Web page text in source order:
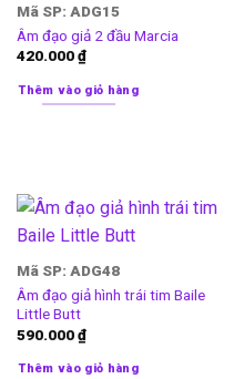
Mã SP: ADG15
Âm đạo giả 2 đầu Marcia
420.000₫
Thêm vào giỏ hàng
Mã SP: ADG48
Âm đạo giả hình trái tim Baile
Little Butt
590.000₫
Thêm vào giỏ hàng